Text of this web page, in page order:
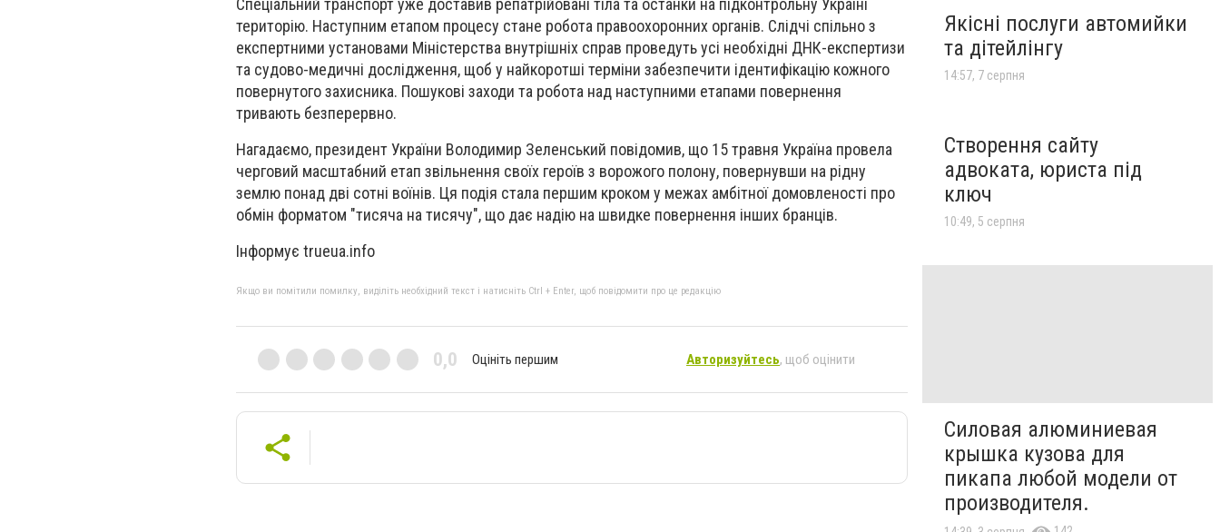
територію. Наступним етапом процесу стане робота правоохоронних органів. Слідчі спільно з
експертними установами Міністерства внутрішніх справ проведуть усі необхідні ДНК-експертизи
та судово-медичні дослідження, щоб у найкоротші терміни забезпечити ідентифікацію кожного
повернутого захисника. Пошукові заходи та робота над наступними етапами повернення
тривають безперервно.
Нагадаємо, президент України Володимир Зеленський повідомив, що 15 травня Україна провела
черговий масштабний етап звільнення своїх героїв з ворожого полону, повернувши на рідну
землю понад дві сотні воїнів. Ця подія стала першим кроком у межах амбітної домовленості про
обмін форматом "тисяча на тисячу", що дає надію на швидке повернення інших бранців.
Інформує trueua.info
Якщо ви помітили помилку, виділіть необхідний текст і натисніть Ctrl + Enter, щоб повідомити про це редакцію
0,0 Оцініть першим Авторизуйтесь, щоб оцінити
Якісні послуги автомийки
та дітейлінгу
14:57, 7 серпня
Створення сайту
адвоката, юриста під
ключ
10:49, 5 серпня
Силовая алюминиевая
крышка кузова для
пикапа любой модели от
производителя.